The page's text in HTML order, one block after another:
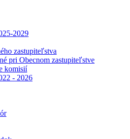
2029
zastupiteľstva
pri Obecnom zastupiteľstve
komisií
- 2026